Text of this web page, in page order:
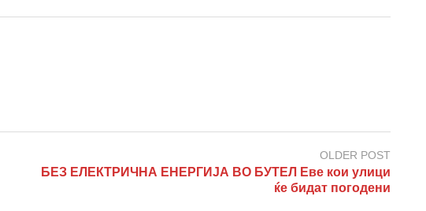
OLDER POST
БЕЗ ЕЛЕКТРИЧНА ЕНЕРГИЈА ВО БУТЕЛ Еве кои улици
ќе бидат погодени